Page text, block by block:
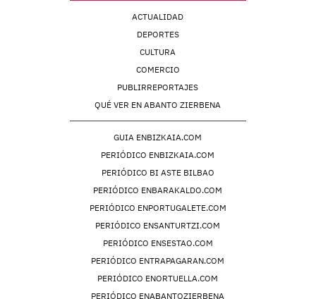
ACTUALIDAD
DEPORTES
CULTURA
COMERCIO
PUBLIRREPORTAJES
QUÉ VER EN ABANTO ZIERBENA
GUIA ENBIZKAIA.COM
PERIÓDICO ENBIZKAIA.COM
PERIÓDICO BI ASTE BILBAO
PERIÓDICO ENBARAKALDO.COM
PERIÓDICO ENPORTUGALETE.COM
PERIÓDICO ENSANTURTZI.COM
PERIÓDICO ENSESTAO.COM
PERIÓDICO ENTRAPAGARAN.COM
PERIÓDICO ENORTUELLA.COM
PERIÓDICO ENABANTOZIERBENA